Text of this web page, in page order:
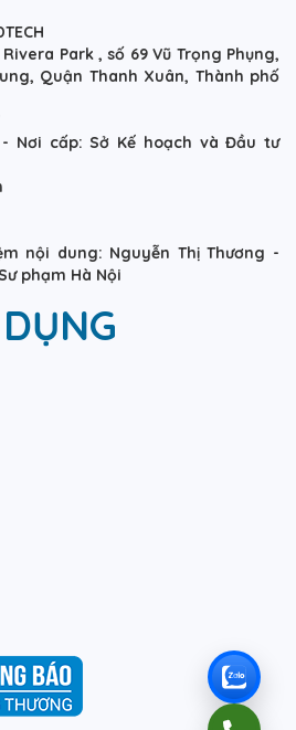
Park , số 69 Vũ Trọng Phụng,
Quận Thanh Xuân, Thành phố
Nơi cấp: Sở Kế hoạch và Đầu tư
nội dung: Nguyễn Thị Thương -
phạm Hà Nội